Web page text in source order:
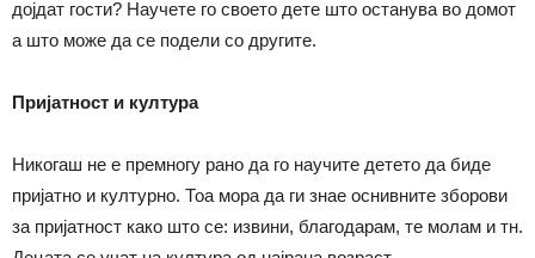
дојдат гости? Научете го своето дете што останува во домот
а што може да се подели со другите.
Пријатност и култура
Никогаш не е премногу рано да го научите детето да биде
пријатно и културно. Тоа мора да ги знае оснивните зборови
за пријатност како што се: извини, благодарам, те молам и тн.